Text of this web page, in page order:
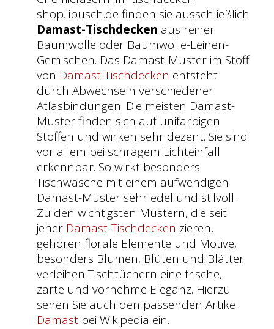
shop.libusch.de finden sie ausschließlich
Damast-Tischdecken aus reiner
Baumwolle oder Baumwolle-Leinen-
Gemischen. Das Damast-Muster im Stoff
von Damast-Tischdecken entsteht
durch Abwechseln verschiedener
Atlasbindungen. Die meisten Damast-
Muster finden sich auf unifarbigen
Stoffen und wirken sehr dezent. Sie sind
vor allem bei schrägem Lichteinfall
erkennbar. So wirkt besonders
Tischwäsche mit einem aufwendigen
Damast-Muster sehr edel und stilvoll.
Zu den wichtigsten Mustern, die seit
jeher Damast-Tischdecken zieren,
gehören florale Elemente und Motive,
besonders Blumen, Blüten und Blätter
verleihen Tischtüchern eine frische,
zarte und vornehme Eleganz. Hierzu
sehen Sie auch den passenden Artikel
Damast bei Wikipedia ein.